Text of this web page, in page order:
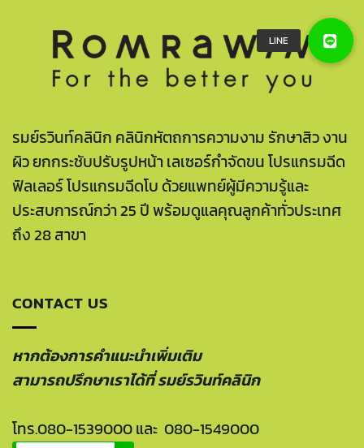
รมย์รวินท์คลินิก คลินิกหัตถการความงาม รักษาสิว งาน
ผิว ยกกระชับปรับรูปหน้า เลเซอร์กำจัดขน โปรแกรมฉีด
ฟิลเลอร์ โปรแกรมฉีดโบ ด้วยแพทย์ผู้มีความรู้และ
ประสบการณ์กว่า 25 ปี พร้อมดูแลคุณลูกค้าทั่วประเทศ
ถึง 28 สาขา
CONTACT US
หากต้องการคำแนะนำเพิ่มเติม
สามารถปรึกษาเราได้ที่ รมย์รวินท์คลินิก
โทร.080-1539000และ 080-1549000